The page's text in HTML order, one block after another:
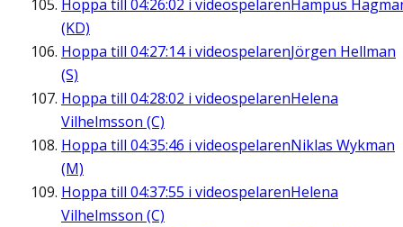
Hoppa till 04:26:02 i videospelarenHampus
(KD)
Hoppa till 04:27:14i videospelarenJörgen Hellman
(S)
Hoppa till 04:28:02 i videospelarenHelena
Vilhelmsson (C)
Hoppa till 04:35:46 i videospelarenNiklas Wykman
(M)
Hoppa till 04:37:55 i videospelarenHelena
Vilhelmsson (C)